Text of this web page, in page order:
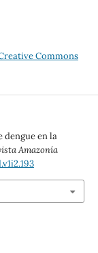
Commons
dengue en la
Amazonía